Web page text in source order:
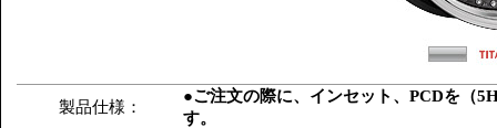
製品仕様：
●ご注文の際に、インセット、PCDを（
す。